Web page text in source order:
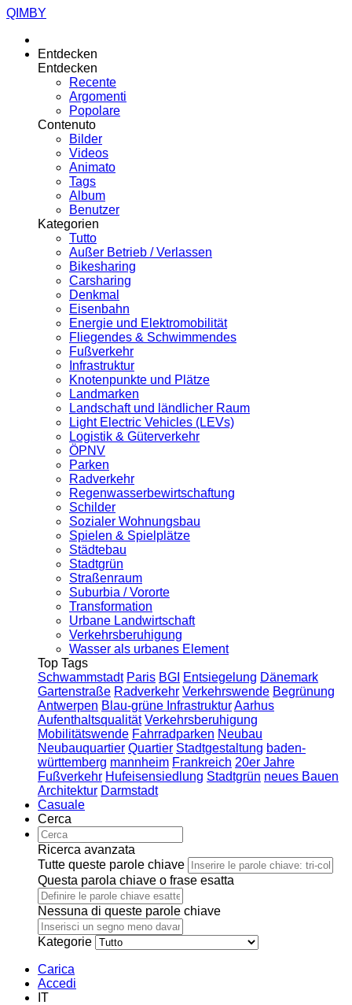
QIMBY
Entdecken
Entdecken
Recente
Argomenti
Popolare
Contenuto
Bilder
Videos
Animato
Tags
Album
Benutzer
Kategorien
Tutto
Außer Betrieb / Verlassen
Bikesharing
Carsharing
Denkmal
Eisenbahn
Energie und Elektromobilität
Fliegendes & Schwimmendes
Fußverkehr
Infrastruktur
Knotenpunkte und Plätze
Landmarken
Landschaft und ländlicher Raum
Light Electric Vehicles (LEVs)
Logistik & Güterverkehr
ÖPNV
Parken
Radverkehr
Regenwasserbewirtschaftung
Schilder
Sozialer Wohnungsbau
Spielen & Spielplätze
Städtebau
Stadtgrün
Straßenraum
Suburbia / Vororte
Transformation
Urbane Landwirtschaft
Verkehrsberuhigung
Wasser als urbanes Element
Top Tags
Schwammstadt Paris BGI Entsiegelung Dänemark
Gartenstraße Radverkehr Verkehrswende Begrünung
Antwerpen Blau-grüne InfrastrukturAarhus
Aufenthaltsqualität Verkehrsberuhigung
Mobilitätswende Fahrradparken Neubau
Neubauquartier Quartier Stadtgestaltung baden-
württemberg mannheim Frankreich 20er Jahre
Fußverkehr Hufeisensiedlung Stadtgrün neues Bauen
Architektur Darmstadt
Casuale
Cerca
Ricerca avanzata
Tutte queste parole chiave
Questa parola chiave o frase esatta
Nessuna di queste parole chiave
Kategorie
Carica
Accedi
IT